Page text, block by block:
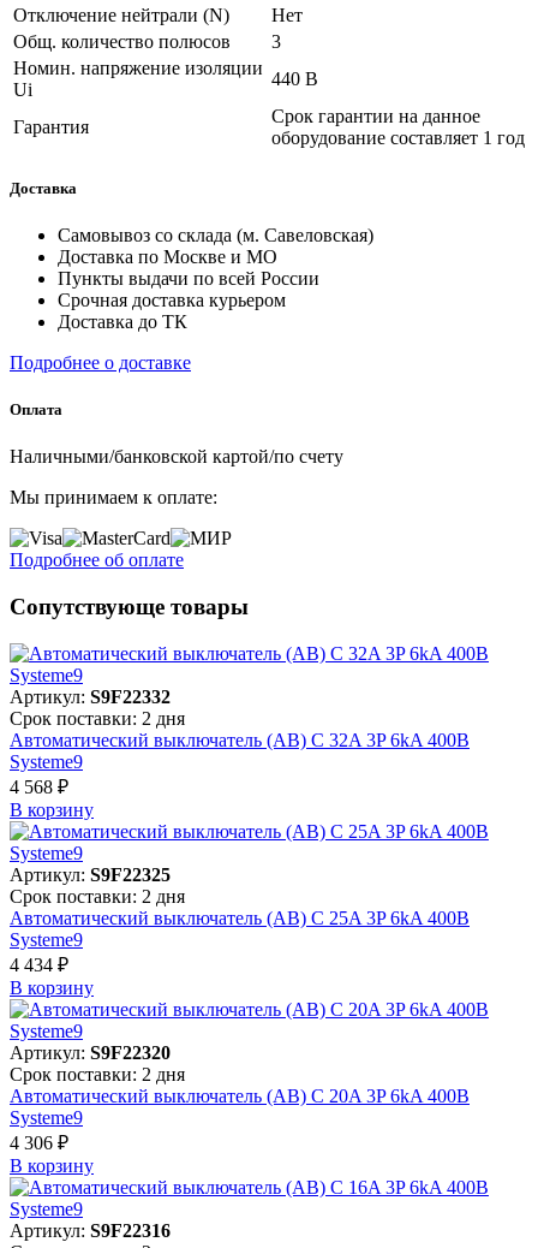
Отключение нейтрали (N)
Нет
Общ. количество полюсов
3
Номин. напряжение изоляции
Ui
440 В
Гарантия
Срок гарантии на данное
оборудование составляет 1 год
Доставка
Самовывоз со склада (м. Савеловская)
Доставка по Москве и МО
Пункты выдачи по всей России
Срочная доставка курьером
Доставка до ТК
Подробнее о доставке
Оплата
Наличными/банковской картой/по счету
Мы принимаем к оплате:
Подробнее об оплате
Сопутствующе товары
Артикул: S9F22332
Срок поставки: 2 дня
Автоматический выключатель (АВ) C 32A 3P 6kA 400В
Systeme9
4 568 ₽
В корзинy
Артикул: S9F22325
Срок поставки: 2 дня
Автоматический выключатель (АВ) C 25A 3P 6kA 400В
Systeme9
4 434 ₽
В корзинy
Артикул: S9F22320
Срок поставки: 2 дня
Автоматический выключатель (АВ) C 20A 3P 6kA 400В
Systeme9
4 306 ₽
В корзинy
Артикул: S9F22316